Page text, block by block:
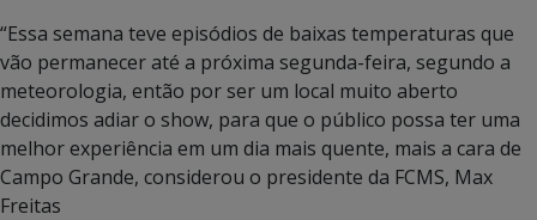
“Essa semana teve episódios de baixas temperaturas que
vão permanecer até a próxima segunda-feira, segundo a
meteorologia, então por ser um local muito aberto
decidimos adiar o show, para que o público possa ter uma
melhor experiência em um dia mais quente, mais a cara de
Campo Grande, considerou o presidente da FCMS, Max
Freitas